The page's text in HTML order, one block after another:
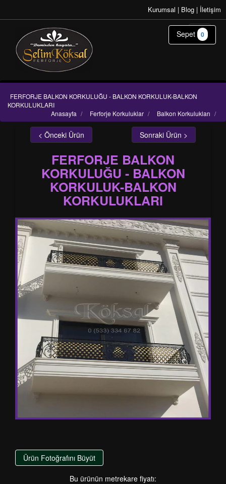
Kurumsal | Blog | İletişim
FERFORJE BALKON KORKULUĞU - BALKON KORKULUK-BALKON
KORKULUKLARI
Balkon Korkulukları /
Ferforje Korkuluklar /
Anasayfa /
< Önceki Ürün Sonraki Ürün >
FERFORJE BALKON
KORKULUĞU - BALKON
KORKULUK-BALKON
KORKULUKLARI
Ürün Fotoğrafını Büyüt
Bu ürünün metrekare fiyatı:
Sepet 0